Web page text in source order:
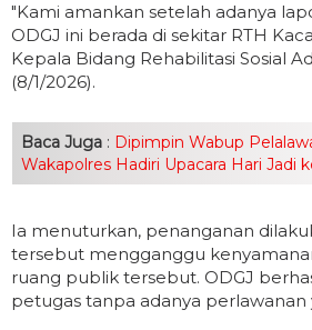
"Kami amankan setelah adanya
ODGJ ini berada di sekitar RTH
Kepala Bidang Rehabilitasi Sosial
(8/1/2026).
Baca Juga : Dipimpin Wabup
Wakapolres Hadiri Upacara Hari Jadi
Ia menuturkan, penanganan
tersebut mengganggu
ruang publik tersebut. ODGJ
petugas tanpa adanya perlawanan